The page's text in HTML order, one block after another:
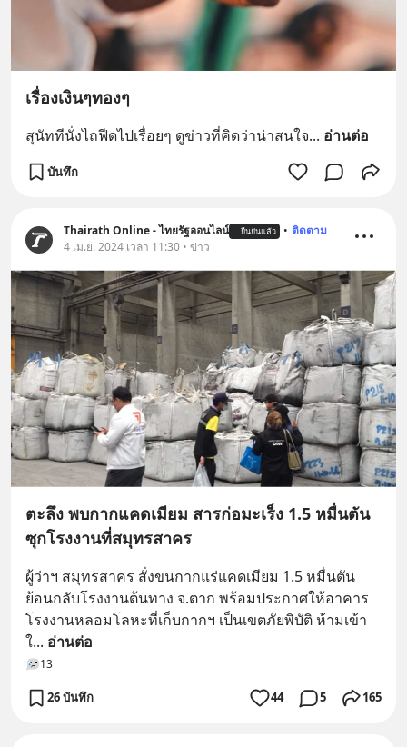
เรื่องเงินๆทองๆ
สุนัททีนั่งไถฟีดไปเรื่อยๆ ดูข่าวที่คิดว่าน่าสนใจ... อ่านต่อ
บันทึก
Thairath Online - ไทยรัฐออนไลน์ ยืนยันแล้ว • ติดตาม
4 เม.ย. 2024 เวลา 11:30 • ข่าว
ตะลึง พบกากแคดเมียม สารก่อมะเร็ง 1.5 หมื่นตัน
ซุกโรงงานที่สมุทรสาคร
ผู้ว่าฯ สมุทรสาคร สั่งขนกากแร่แคดเมียม 1.5 หมื่นตัน
ย้อนกลับโรงงานต้นทาง จ.ตาก พร้อมประกาศให้อาคาร
โรงงานหลอมโลหะที่เก็บกากฯ เป็นเขตภัยพิบัติ ห้ามเข้า
ใ... อ่านต่อ
13
26 บันทึก 44 5 165